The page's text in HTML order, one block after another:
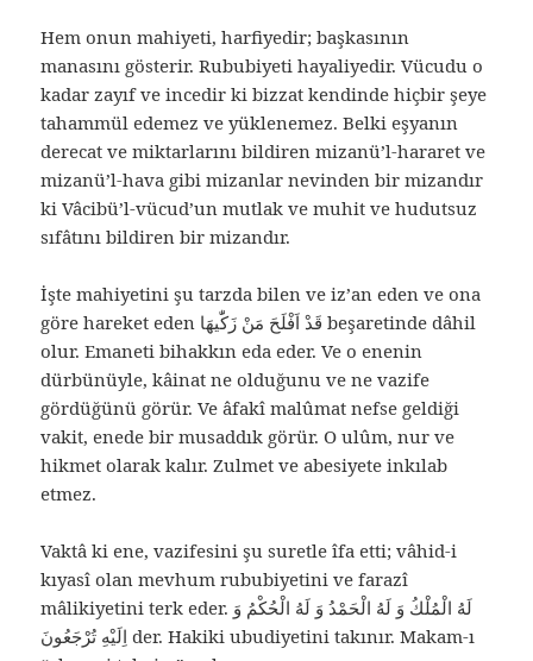
Hem onun mahiyeti, harfiyedir; başkasının
manasını gösterir. Rububiyeti hayaliyedir. Vücudu o
kadar zayıf ve incedir ki bizzat kendinde hiçbir şeye
tahammül edemez ve yüklenemez. Belki eşyanın
derecat ve miktarlarını bildiren mizanü’l-hararet ve
mizanü’l-hava gibi mizanlar nevinden bir mizandır
ki Vâcibü’l-vücud’un mutlak ve muhit ve hudutsuz
sıfâtını bildiren bir mizandır.
İşte mahiyetini şu tarzda bilen ve iz’an eden ve ona
göre hareket eden قَدْ اَفْلَحَ مَنْ زَكّٰيهَا beşaretinde dâhil
olur. Emaneti bihakkın eda eder. Ve o enenin
dürbünüyle, kâinat ne olduğunu ve ne vazife
gördüğünü görür. Ve âfakî malûmat nefse geldiği
vakit, enede bir musaddık görür. O ulûm, nur ve
hikmet olarak kalır. Zulmet ve abesiyete inkılab
etmez.
Vaktâ ki ene, vazifesini şu suretle îfa etti; vâhid-i
kıyasî olan mevhum rububiyetini ve farazî
mâlikiyetini terk eder. لَهُ الْمُلْكُ وَ لَهُ الْحَمْدُ وَ لَهُ الْحُكْمُ وَ
اِلَيْهِ تُرْجَعُونَ der. Hakiki ubudiyetini takınır. Makam-ı